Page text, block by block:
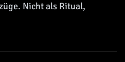
Nicht als Ritual,